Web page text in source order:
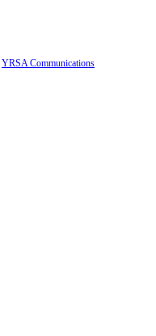
YRSA Communications